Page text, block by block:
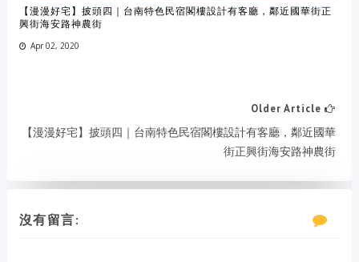
【漫漫好宅】披頭四｜台南特色民宿閣樓設計有客廳，鄰近國華街正
興街海安路神農街
Apr 02, 2020
Older Article
【漫漫好宅】披頭四｜台南特色民宿閣樓設計有客廳，鄰近國華
街正興街海安路神農街
沒有留言: